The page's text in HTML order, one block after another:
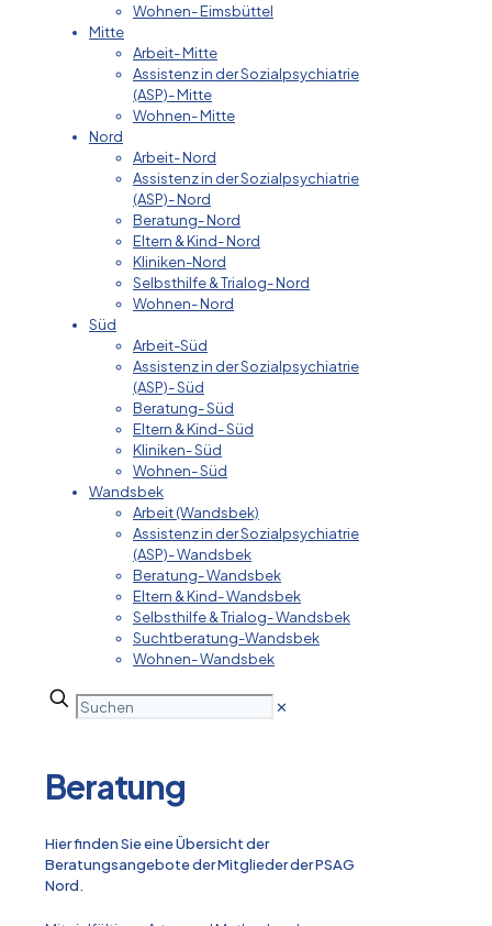
Wohnen- Eimsbüttel
Mitte
Arbeit- Mitte
Assistenz in der Sozialpsychiatrie
(ASP)- Mitte
Wohnen- Mitte
Nord
Arbeit- Nord
Assistenz in der Sozialpsychiatrie
(ASP)- Nord
Beratung- Nord
Eltern & Kind- Nord
Kliniken-Nord
Selbsthilfe & Trialog- Nord
Wohnen- Nord
Süd
Arbeit-Süd
Assistenz in der Sozialpsychiatrie
(ASP)- Süd
Beratung- Süd
Eltern & Kind- Süd
Kliniken- Süd
Wohnen- Süd
Wandsbek
Arbeit (Wandsbek)
Assistenz in der Sozialpsychiatrie
(ASP)- Wandsbek
Beratung- Wandsbek
Eltern & Kind- Wandsbek
Selbsthilfe & Trialog- Wandsbek
Suchtberatung-Wandsbek
Wohnen- Wandsbek
✕
Beratung
Hier finden Sie eine Übersicht der
Beratungsangebote der Mitglieder der PSAG
Nord.